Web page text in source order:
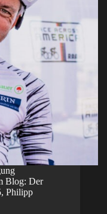
Blog: Der
Philipp